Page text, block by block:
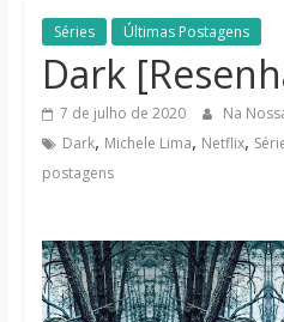
Críticas
livros,
filmes,
séries
Séries Últimas Postagens
Dark
7 de julho de 2020 Na
Dark, Michele Lima, Netflix,
postagens